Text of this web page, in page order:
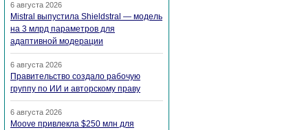
6 августа 2026
Mistral выпустила Shieldstral — модель
на 3 млрд параметров для
адаптивной модерации
6 августа 2026
Правительство создало рабочую
группу по ИИ и авторскому праву
6 августа 2026
Moove привлекла $250 млн для